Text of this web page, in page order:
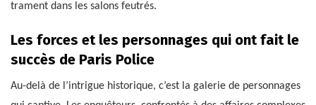
trament dans les salons feutrés.
Les forces et les personnages qui ont fait le
succès de Paris Police
Au-delà de l’intrigue historique, c’est la galerie de personnages